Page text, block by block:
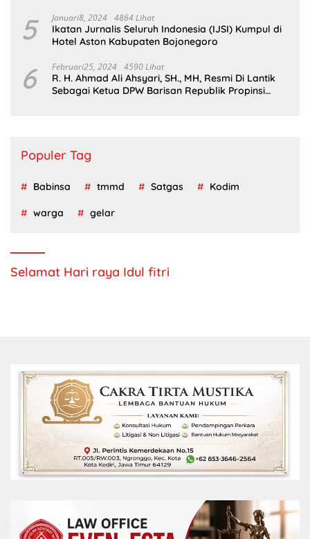
5 Januari8, 2024 4864 Lihat
Ikatan Jurnalis Seluruh Indonesia (IJSI) Kumpul di
Hotel Aston Kabupaten Bojonegoro
6 Februari25, 2024 4590 Lihat
R. H. Ahmad Ali Ahsyari, SH., MH, Resmi Di Lantik
Sebagai Ketua DPW Barisan Republik Propinsi
Populer Tag
Babinsa tmmd Satgas Kodim
warga gelar
Selamat Hari raya Idul fitri